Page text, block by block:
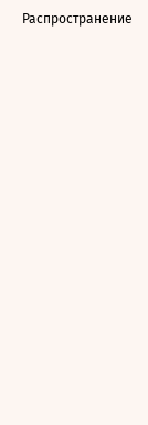
Распространение